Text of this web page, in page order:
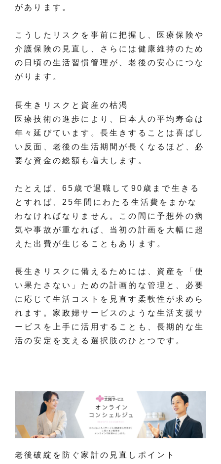
があります。
こうしたリスクを事前に把握し、医療保険や
介護保険の見直し、さらには健康維持のため
の日頃の生活習慣管理が、老後の安心につな
がります。
長生きリスクと資産の枯渇
医療技術の進歩により、日本人の平均寿命は
年々延びています。長生きすることは喜ばし
い反面、老後の生活期間が長くなるほど、必
要な資金の総額も増大します。
たとえば、65歳で退職して90歳まで生きる
とすれば、25年間にわたる生活費をまかな
わなければなりません。この間に予想外の病
気や事故が重なれば、当初の計画を大幅に超
えた出費が生じることもあります。
長生きリスクに備えるためには、資産を「使
い果たさない」ための計画的な管理と、必要
に応じて生活コストを見直す柔軟性が求めら
れます。家政婦サービスのような生活支援サ
ービスを上手に活用することも、長期的な生
活の安定を支える選択肢のひとつです。
老後破綻を防ぐ家計の見直しポイント